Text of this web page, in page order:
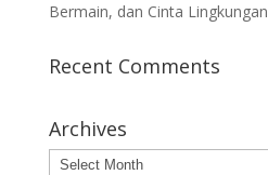
Bermain, dan Cinta Lingkungan
Recent Comments
Archives
Archives